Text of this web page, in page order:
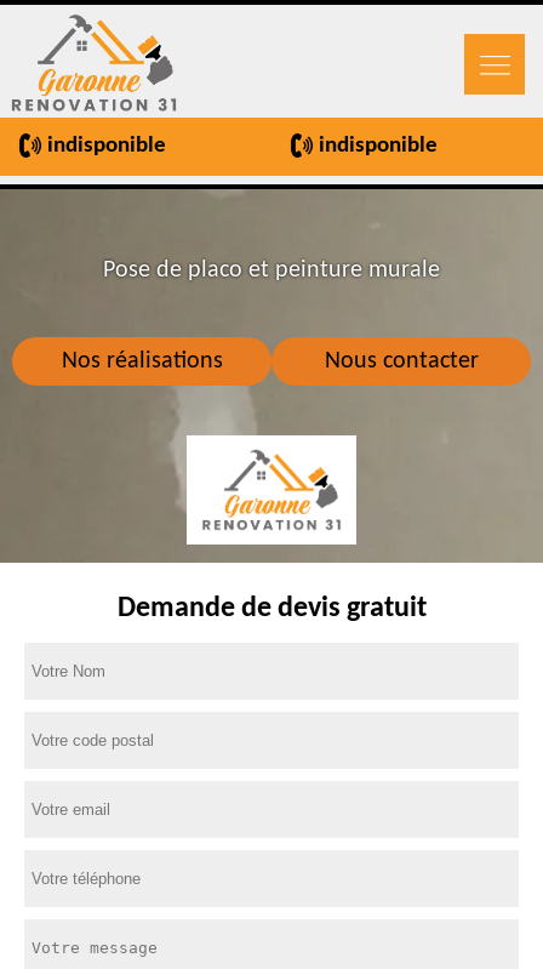
indisponible indisponible
Nos réalisations Nous contacter
Pose de placo et peinture murale
Demande de devis gratuit